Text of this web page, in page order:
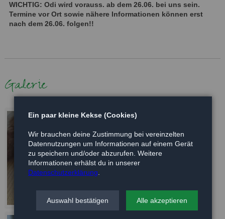
WICHTIG: Odi wird vorauss. ab dem 26.06. bei uns sein.
Termine vor Ort sowie nähere Informationen können erst
nach dem 26.06. folgen!!
Galerie
Ein paar kleine Kekse (Cookies)
Wir brauchen deine Zustimmung bei vereinzelten
Datennutzungen um Informationen auf einem Gerät
zu speichern und/oder abzurufen. Weitere
Informationen erhälst du in unserer
Datenschutzerklärung
Auswahl bestätigen Alle akzeptieren